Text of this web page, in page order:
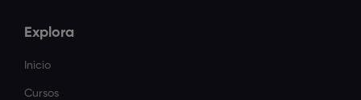
Explora
Inicio
Cursos